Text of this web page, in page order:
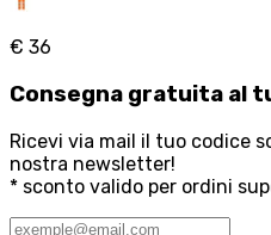
€ 36
Consegna gratuita al
Ricevi via mail il tuo codice
nostra newsletter!
* sconto valido per ordini